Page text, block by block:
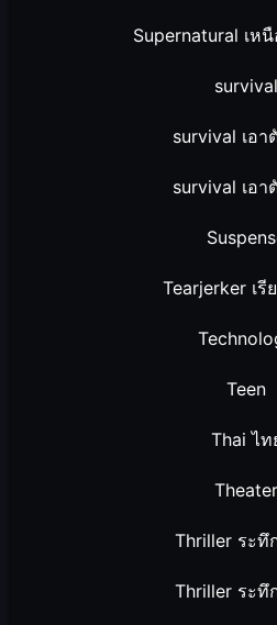
Supernatural เห
survival
survival เอา
survival เอา
Tearjerker เรี
Teen
Thai ไท
Theater
Thriller ระ
Thriller ระ